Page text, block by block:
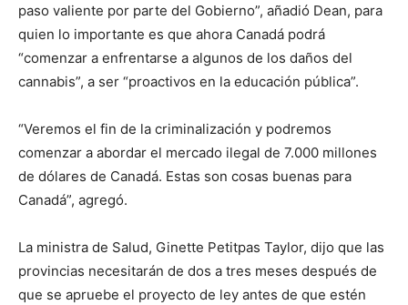
paso valiente por parte del Gobierno”, añadió Dean, para
quien lo importante es que ahora Canadá podrá
“comenzar a enfrentarse a algunos de los daños del
cannabis”, a ser “proactivos en la educación pública”.
“Veremos el fin de la criminalización y podremos
comenzar a abordar el mercado ilegal de 7.000 millones
de dólares de Canadá. Estas son cosas buenas para
Canadá”, agregó.
La ministra de Salud, Ginette Petitpas Taylor, dijo que las
provincias necesitarán de dos a tres meses después de
que se apruebe el proyecto de ley antes de que estén